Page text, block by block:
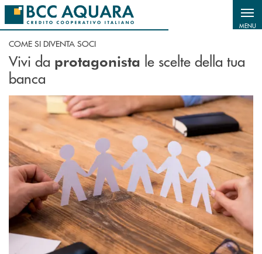
Salta al contenuto principale
MENU
COME SI DIVENTA SOCI
Vivi da protagonista le scelte della tua
banca